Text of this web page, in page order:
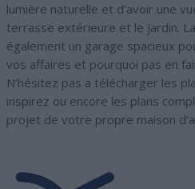
lumière naturelle et d’avoir une
terrasse extérieure et le jardin.
également un garage spacieux
vos affaires et pourquoi pas en
N’hésitez pas a télécharger les
inspirez ou encore les plans
projet de votre propre maison